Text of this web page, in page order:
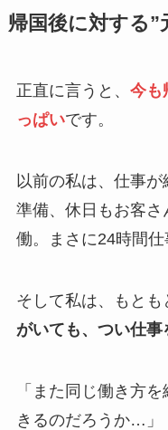
帰国後に対する”
正直に言うと、 今も
っぱいです。
以前の私は、仕事
準備、休日もお客
働。まさに24時間仕
そして私は、もとも
がいても、つい仕
「また同じ働き方
きるのだろうか…」